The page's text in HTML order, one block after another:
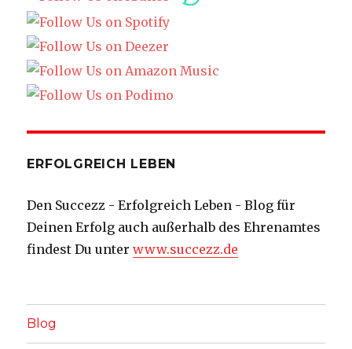
ERFOLGREICH LEBEN
Den Succezz - Erfolgreich Leben - Blog für
Deinen Erfolg auch außerhalb des Ehrenamtes
findest Du unterwww.succezz.de
Blog